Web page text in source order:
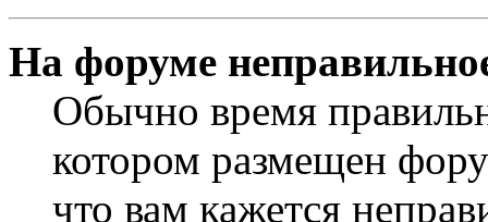
На форуме
Обычно время
котором размещен
что вам кажется